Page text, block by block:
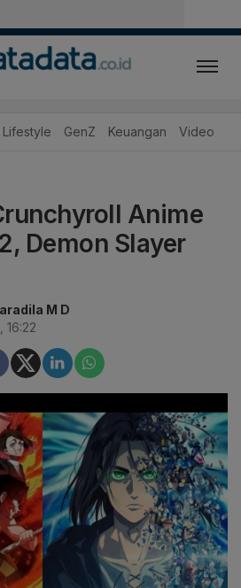
Lifestyle GenZ Keuangan Video
Anime
Demon Slayer
M D
16:22